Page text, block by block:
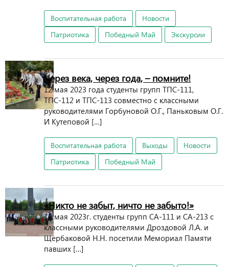
Воспитательная работа
Новости
Патриотика
Победный Май Экскурсии
Через века, через года, – помните!
12 мая 2023 года студенты групп ТПС-111,
ТПС-112 и ТПС-113 совместно с классными
руководителями Горбуновой О.Г., Паньковым О.Г.
И Кутеповой […]
Воспитательная работа Выходы
Новости
Патриотика
Победный Май
«Никто не забыт, ничто не забыто!»
11 мая 2023г. студенты групп СА-111 и СА-213 с
классными руководителями Дроздовой Л.А. и
Щербаковой Н.Н. посетили Мемориал Памяти
павших […]